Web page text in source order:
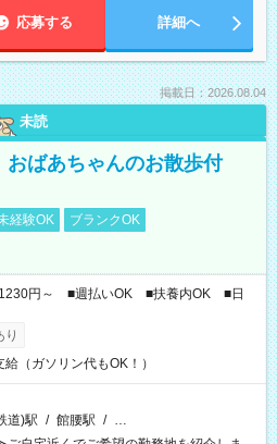
応募する 詳細へ
掲載日：2026.08.04
未読
おばあちゃんのお散歩付
経験OK
ブランクOK
1230円～ ■週払いOK ■扶養内OK ■日
り
（ガソリン代もOK！）
道)駅 / 館腰駅 / …